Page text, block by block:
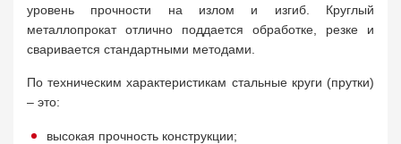
уровень прочности на излом и изгиб. Круглый
металлопрокат отлично поддается обработке, резке и
сваривается стандартными методами.
По техническим характеристикам стальные круги (прутки)
– это:
высокая прочность конструкции;